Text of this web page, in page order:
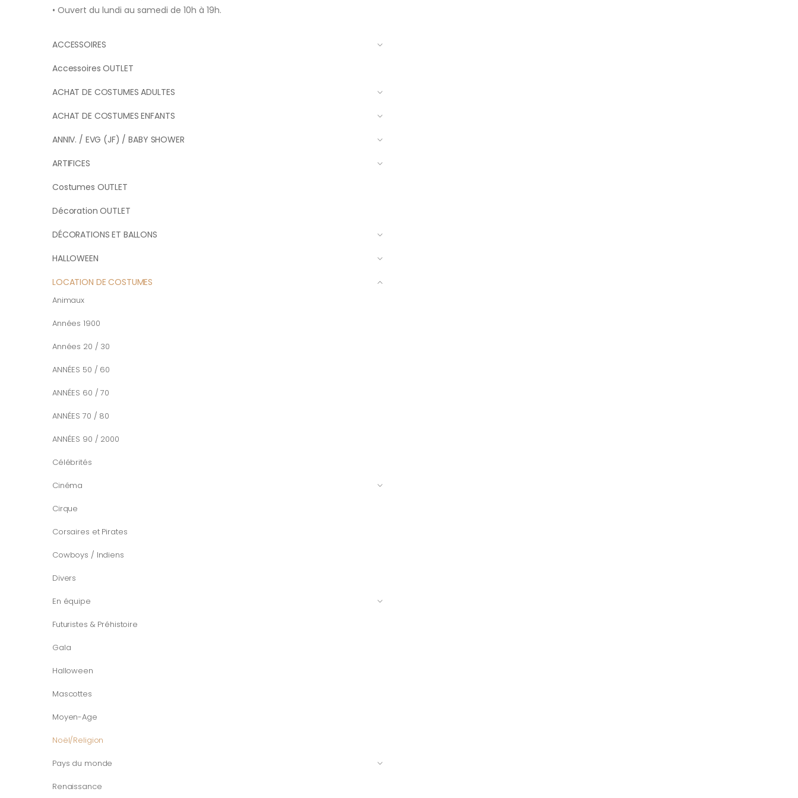
• Ouvert du lundi au samedi de 10h à 19h.
ACCESSOIRES
Accessoires OUTLET
ACHAT DE COSTUMES ADULTES
ACHAT DE COSTUMES ENFANTS
ANNIV. / EVG (JF) / BABY SHOWER
ARTIFICES
Costumes OUTLET
Décoration OUTLET
DÉCORATIONS ET BALLONS
HALLOWEEN
LOCATION DE COSTUMES
Animaux
Années 1900
Années 20 / 30
ANNÉES 50 / 60
ANNÉES 60 / 70
ANNÉES 70 / 80
ANNÉES 90 / 2000
Célébrités
Cinéma
Cirque
Corsaires et Pirates
Cowboys / Indiens
Divers
En équipe
Futuristes & Préhistoire
Gala
Halloween
Mascottes
Moyen-Age
Noël/Religion
Pays du monde
Renaissance